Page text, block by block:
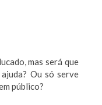
mas será que
Ou só serve
público?